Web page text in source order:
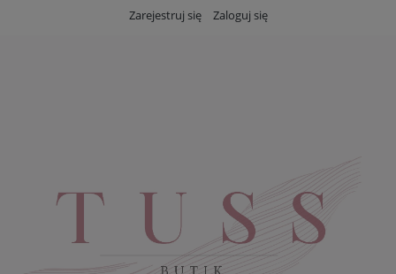
Zarejestruj się Zaloguj się